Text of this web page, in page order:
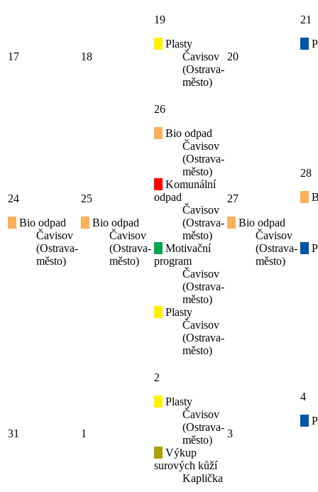
17 18
19
Plasty
Čavisov
(Ostrava-
město)
20
21
24
Bio odpad
Čavisov
(Ostrava-
město)
25
Bio odpad
Čavisov
(Ostrava-
město)
26
Bio odpad
Čavisov
(Ostrava-
město)
Komunální
odpad
Čavisov
(Ostrava-
město)
Motivační
program
Čavisov
(Ostrava-
město)
Plasty
Čavisov
(Ostrava-
město)
27
Bio odpad
Čavisov
(Ostrava-
město)
28
31 1
2
Plasty
Čavisov
(Ostrava-
město)
Výkup
surových kůží
Kaplička
3
4